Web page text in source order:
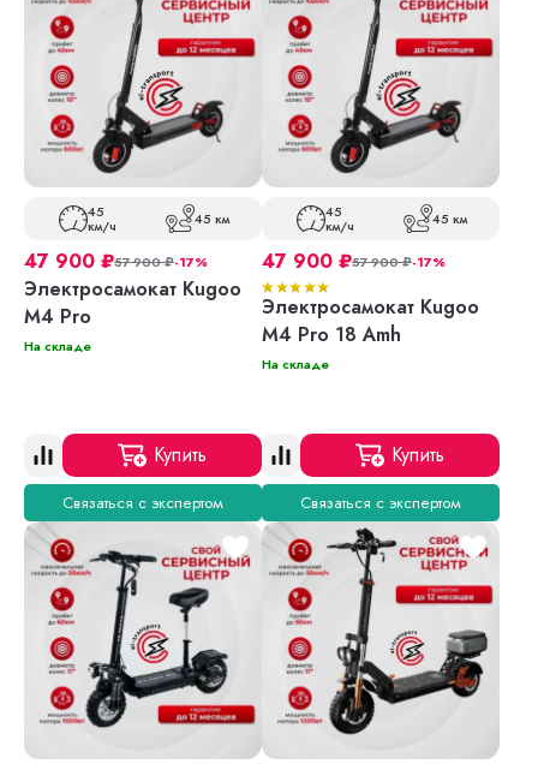
45
км/ч 45 км
47 900 ₽57 900₽-17%
Электросамокат Kugoo
M4 Pro
На складе
Купить
Связаться с экспертом
45
км/ч 45 км
47 900 ₽57 900₽-17%
Электросамокат Kugoo
M4 Pro 18 Amh
На складе
Купить
Связаться с экспертом